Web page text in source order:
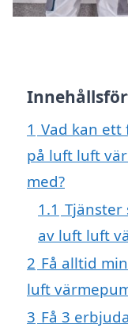
1 Vad kan ett
på luft luft
med?
1.1 Tjänster
av luft luft
2 Få alltid
luft
3 Få 3